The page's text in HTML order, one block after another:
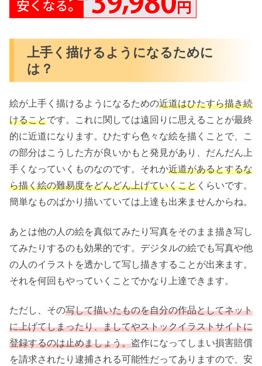
上手く描けるようになるために
は？
絵が上手く描けるようになるための近道はひたすら描き続
けることです。これに関しては遠回りに思えることが最終
的に近道になります。ひたすら色々な絵を描くことで、こ
の部分はこうした方が良いかもと発見があり、だんだん上
手くなっていくものなのです。それか近道があるとするな
ら描く絵の難易度をどんどん上げていくこと くらいです。
簡単なものばかり描いていては上達も出来ませんからね。
あとは他の人の絵を真似てみたり写真をそのまま描き写し
てみたりするのも効果的です。デジタルの絵でも写真や他
の人のイラストを透かして写し描きすることが出来ます。
それを何回もやっていくことでかなり上達できます。
ただし、その写して描いたものを自分の作品としてネット
に上げてしまったり、ましてやストックイラストサイトに
登録するのは止めましょう。盗作になってしまい損害賠償
を請求されたり逮捕される可能性だってありますので、安